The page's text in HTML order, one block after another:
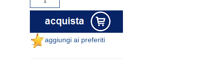
aggiungi ai preferiti